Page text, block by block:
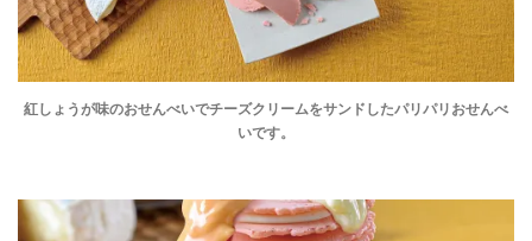
紅しょうが味のおせんべいでチーズクリームをサンドしたパリパリおせんべ
いです。